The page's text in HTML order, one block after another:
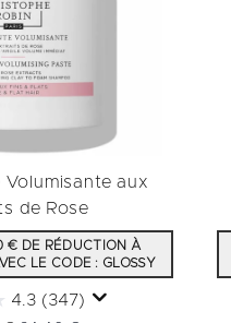
Volumisante aux
de Rose
€ DE RÉDUCTION À
LE CODE : GLOSSY
4.3 (347)